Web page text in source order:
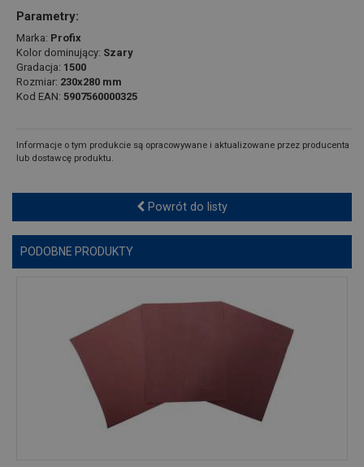
Parametry:
Marka: Profix
Kolor dominujący: Szary
Gradacja: 1500
Rozmiar: 230x280 mm
Kod EAN: 5907560000325
Informacje o tym produkcie są opracowywane i aktualizowane przez producenta
lub dostawcę produktu.
Powrót do listy
PODOBNE PRODUKTY